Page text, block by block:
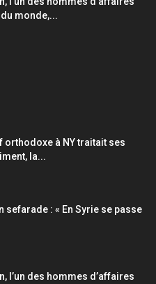
monde,...
orthodoxe à NY traitait ses
la...
sefarade : « En Syrie se passe
l’un des hommes d’affaires